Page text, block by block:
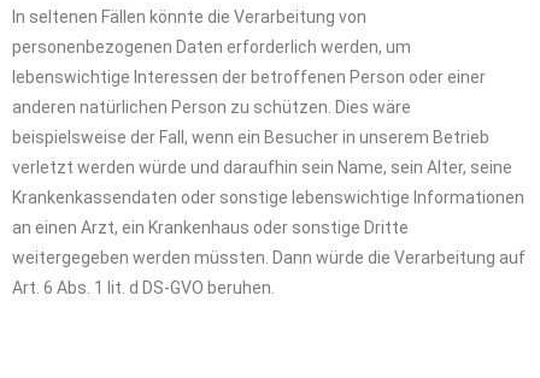
In seltenen Fällen könnte die Verarbeitung von
personenbezogenen Daten erforderlich werden, um
lebenswichtige Interessen der betroffenen Person oder einer
anderen natürlichen Person zu schützen. Dies wäre
beispielsweise der Fall, wenn ein Besucher in unserem Betrieb
verletzt werden würde und daraufhin sein Name, sein Alter, seine
Krankenkassendaten oder sonstige lebenswichtige Informationen
an einen Arzt, ein Krankenhaus oder sonstige Dritte
weitergegeben werden müssten. Dann würde die Verarbeitung auf
Art. 6 Abs. 1 lit. d DS-GVO beruhen.